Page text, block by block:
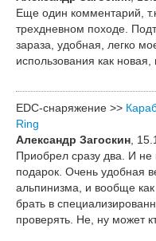
Еще один комментарий,
трехдневном походе.
зараза, удобная, легко
использования как новая,
EDC-снаряжение >>
Ring
Александр Загоскин ,
Приобрел сразу два. И не
подарок. Очень удобная
альпинизма, и вообще
брать в
проверять. Не, ну может